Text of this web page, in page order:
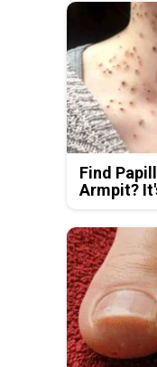
Find
Armpit?